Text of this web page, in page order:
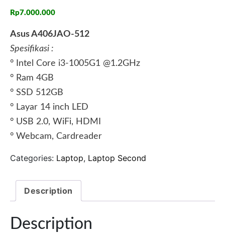
Rp7.000.000
Asus A406JAO-512
Spesifikasi :
° Intel Core i3-1005G1 @1.2GHz
° Ram 4GB
° SSD 512GB
° Layar 14 inch LED
° USB 2.0, WiFi, HDMI
° Webcam, Cardreader
Categories: Laptop, Laptop Second
Description
Description